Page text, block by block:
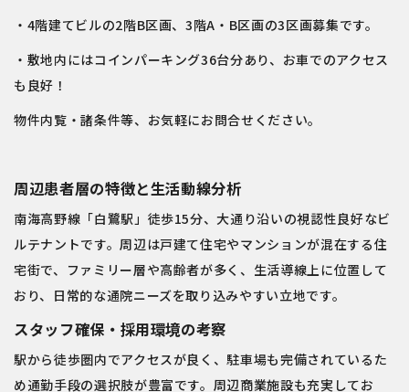
・4階建てビルの2階B区画、3階A・B区画の3区画募集です。
・敷地内にはコインパーキング36台分あり、お車でのアクセス
も良好！
物件内覧・諸条件等、お気軽にお問合せください。
周辺患者層の特徴と生活動線分析
南海高野線「白鷺駅」徒歩15分、大通り沿いの視認性良好なビ
ルテナントです。周辺は戸建て住宅やマンションが混在する住
宅街で、ファミリー層や高齢者が多く、生活導線上に位置して
おり、日常的な通院ニーズを取り込みやすい立地です。
スタッフ確保・採用環境の考察
駅から徒歩圏内でアクセスが良く、駐車場も完備されているた
め通勤手段の選択肢が豊富です。周辺商業施設も充実してお